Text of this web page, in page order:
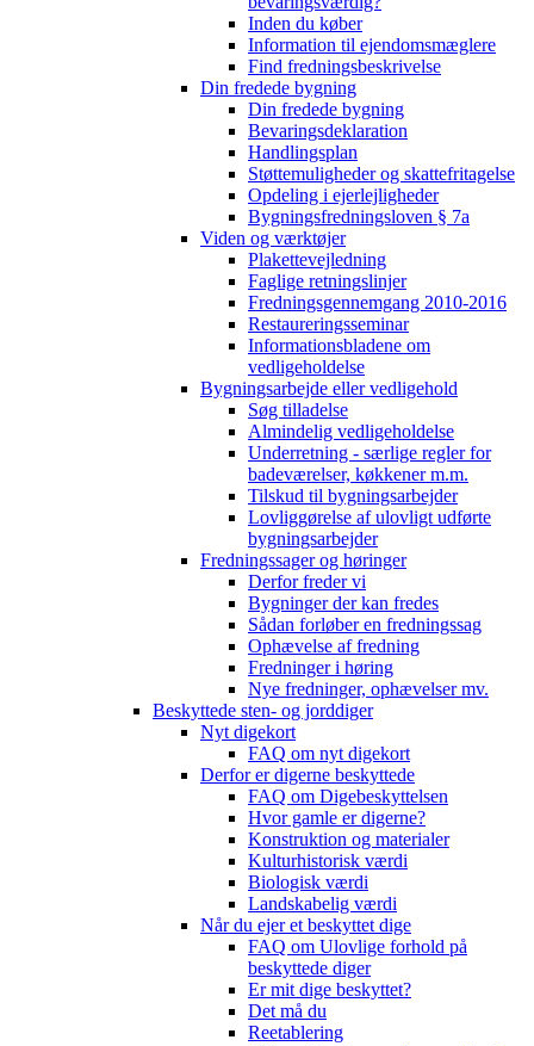
Inden du køber
Information til ejendomsmæglere
Find fredningsbeskrivelse
Din fredede bygning
Din fredede bygning
Bevaringsdeklaration
Handlingsplan
Støttemuligheder og skattefritagelse
Opdeling i ejerlejligheder
Bygningsfredningsloven § 7a
Viden og værktøjer
Plakettevejledning
Faglige retningslinjer
Fredningsgennemgang 2010-2016
Restaureringsseminar
Informationsbladene om
vedligeholdelse
Bygningsarbejde eller vedligehold
Søg tilladelse
Almindelig vedligeholdelse
Underretning - særlige regler for
badeværelser, køkkener m.m.
Tilskud til bygningsarbejder
Lovliggørelse af ulovligt udførte
bygningsarbejder
Fredningssager og høringer
Derfor freder vi
Bygninger der kan fredes
Sådan forløber en fredningssag
Ophævelse af fredning
Fredninger i høring
Nye fredninger, ophævelser mv.
Beskyttede sten- og jorddiger
Nyt digekort
FAQ om nyt digekort
Derfor er digerne beskyttede
FAQ om Digebeskyttelsen
Hvor gamle er digerne?
Konstruktion og materialer
Kulturhistorisk værdi
Biologisk værdi
Landskabelig værdi
Når du ejer et beskyttet dige
FAQ om Ulovlige forhold på
beskyttede diger
Er mit dige beskyttet?
Det må du
Reetablering